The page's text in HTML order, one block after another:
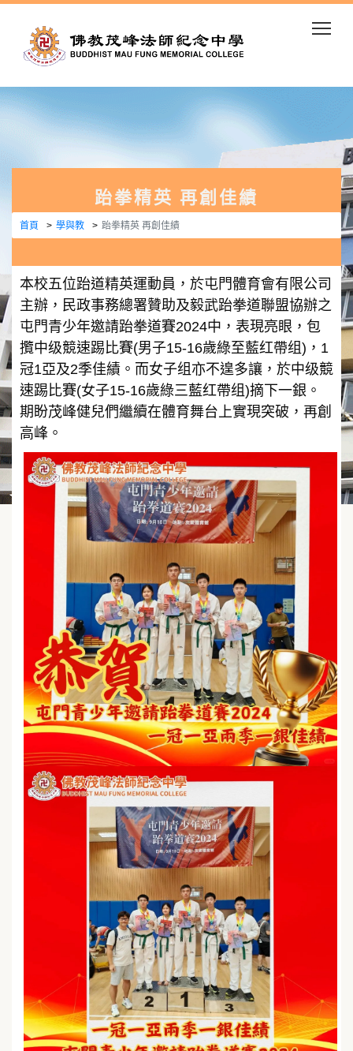
跆拳精英 再創佳績
首頁 學與教 跆拳精英 再創佳績
本校五位跆道精英運動員，於屯門體育會有限公司
主辦，民政事務總署贊助及毅武跆拳道聯盟協辦之
屯門青少年邀請跆拳道賽2024中，表現亮眼，包
攬中级競速踢比賽(男子15-16歲綠至藍红帶组)，1
冠1亞及2季佳績。而女子组亦不遑多讓，於中级競
速踢比賽(女子15-16歲綠三藍红帶组)摘下一銀。
期盼茂峰健兒們繼續在體育舞台上實現突破，再創
高峰。